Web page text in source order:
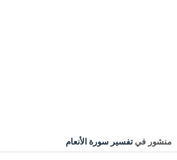
منشور في تفسير سورة الأنعام